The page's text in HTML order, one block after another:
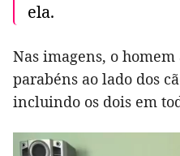
ela.
Nas imagens, o
parabéns ao lado dos
incluindo os dois em